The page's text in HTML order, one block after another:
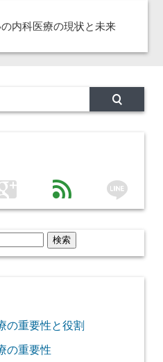
内科医療の現状と未来
feed line
の重要性と役割
の重要性